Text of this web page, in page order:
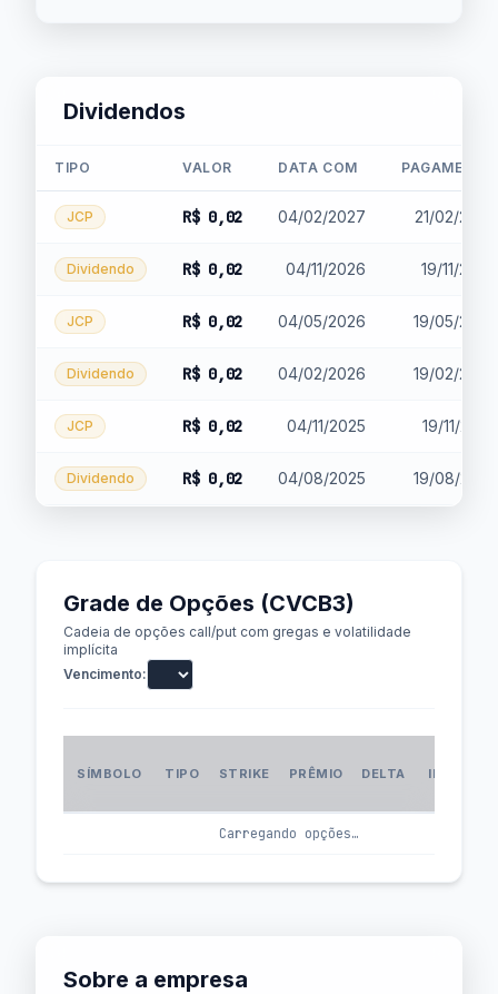
Dividendos
TIPO VALOR DATA COM PAGAMENTO
JCP R$ 0,02 04/02/2027 21/02/2027
Dividendo R$ 0,02 04/11/2026 19/11/2026
JCP R$ 0,02 04/05/2026 19/05/2026
Dividendo R$ 0,02 04/02/2026 19/02/2026
JCP R$ 0,02 04/11/2025 19/11/2025
Dividendo R$ 0,02 04/08/2025 19/08/2025
Grade de Opções (CVCB3)
Cadeia de opções call/put com gregas e volatilidade
implícita
Vencimento:
SÍMBOLO TIPO STRIKE PRÊMIO DELTA
Carregando opções…
Sobre a empresa